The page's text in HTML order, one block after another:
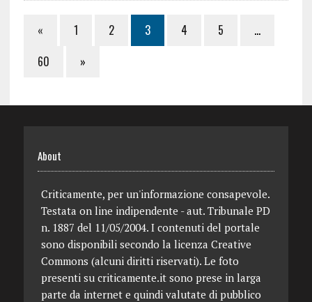
« 1 2 3 4 5
…
60
»
About
Criticamente, per un'informazione consapevole.
Testata on line indipendente - aut. Tribunale PD
n. 1887 del 11/05/2004. I contenuti del portale
sono disponibili secondo la licenza Creative
Commons (alcuni diritti riservati). Le foto
presenti su criticamente.it sono prese in larga
parte da internet e quindi valutate di pubblico